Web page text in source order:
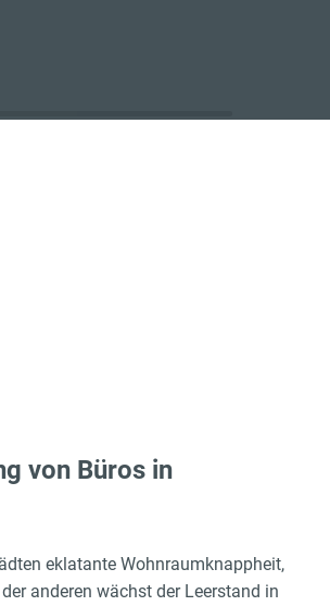
von Büros in
eklatante Wohnraumknappheit,
anderen wächst der Leerstand in